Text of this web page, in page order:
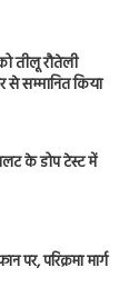
तीलू रौतेली
से सम्मानित किया
के डोप टेस्ट में
पर, परिक्रमा मार्ग